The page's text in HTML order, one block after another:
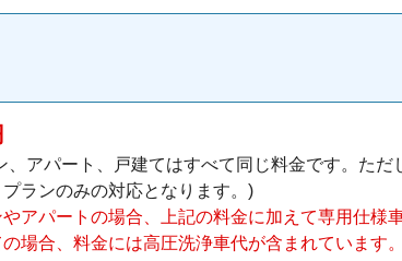
、アパート、戸建てはすべて同じ料金です。た
ランのみの対応となります。)
アパートの場合、上記の料金に加えて専用仕様
場合、料金には高圧洗浄車代が含まれています